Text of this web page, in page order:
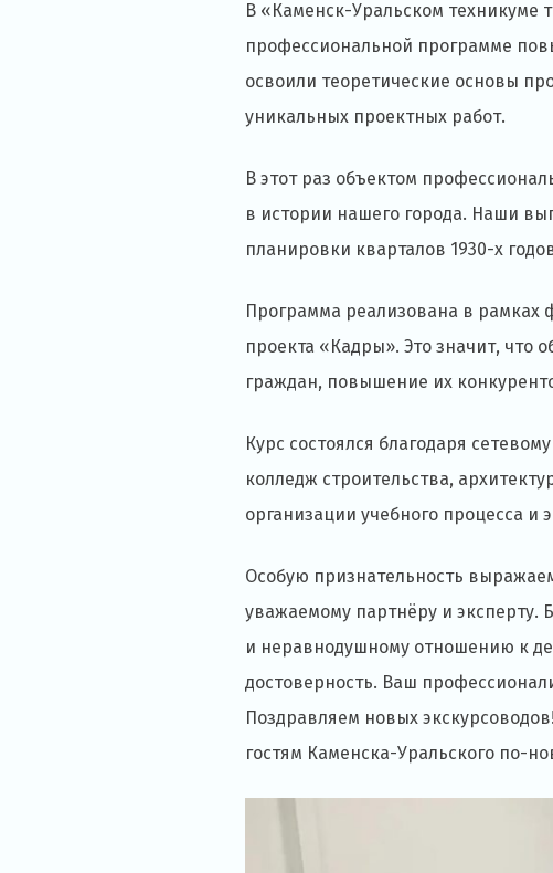
В «Каменск-Уральском техникуме
профессиональной программе
освоили теоретические основы
уникальных проектных работ.
В этот раз объектом
в истории нашего города. Наши
планировки кварталов 1930-х
Программа реализована в рамках
проекта «Кадры». Это значит, что
граждан, повышение их
Курс состоялся благодаря
колледж строительства,
организации учебного процесса и
Особую признательность
уважаемому партнёру и эксперту.
и неравнодушному отношению к
достоверность. Ваш
Поздравляем новых
гостям Каменска-Уральского по-